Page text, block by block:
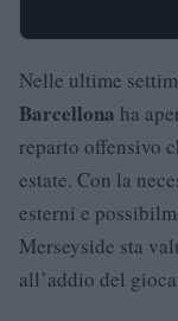
Nelle ultime
Barcellona ha
reparto offensivo
estate. Con la
esterni e
Merseyside sta
all’addio del